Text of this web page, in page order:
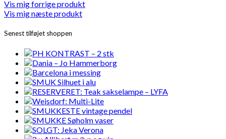
Vis mig forrige produkt
Vis mig næste produkt
Senest tilføjet shoppen